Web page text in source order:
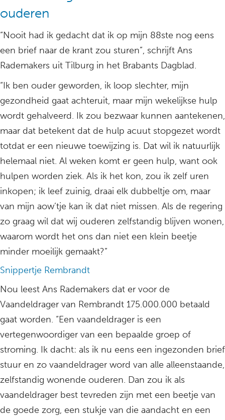
ouderen
“Nooit had ik gedacht dat ik op mijn 88ste nog eens
een brief naar de krant zou sturen”, schrijft Ans
Rademakers uit Tilburg in het Brabants Dagblad.
“Ik ben ouder geworden, ik loop slechter, mijn
gezondheid gaat achteruit, maar mijn wekelijkse hulp
wordt gehalveerd. Ik zou bezwaar kunnen aantekenen,
maar dat betekent dat de hulp acuut stopgezet wordt
totdat er een nieuwe toewijzing is. Dat wil ik natuurlijk
helemaal niet. Al weken komt er geen hulp, want ook
hulpen worden ziek. Als ik het kon, zou ik zelf uren
inkopen; ik leef zuinig, draai elk dubbeltje om, maar
van mijn aow’tje kan ik dat niet missen. Als de regering
zo graag wil dat wij ouderen zelfstandig blijven wonen,
waarom wordt het ons dan niet een klein beetje
minder moeilijk gemaakt?”
Snippertje Rembrandt
Nou leest Ans Rademakers dat er voor de
Vaandeldrager van Rembrandt 175.000.000 betaald
gaat worden. “Een vaandeldrager is een
vertegenwoordiger van een bepaalde groep of
stroming. Ik dacht: als ik nu eens een ingezonden brief
stuur en zo vaandeldrager word van alle alleenstaande,
zelfstandig wonende ouderen. Dan zou ik als
vaandeldrager best tevreden zijn met een beetje van
de goede zorg, een stukje van die aandacht en een